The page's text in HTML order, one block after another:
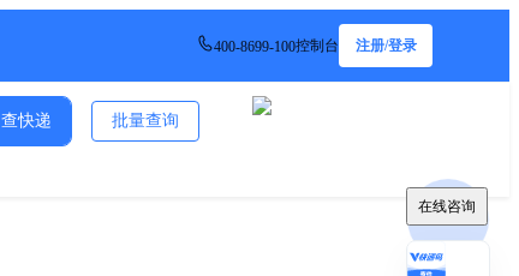
在线咨询
400-8699-100控制台 注册/登录
查快递 批量查询